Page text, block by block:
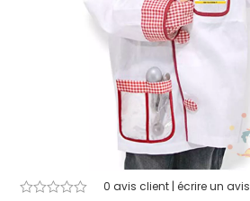
0 avis client | écrire un avis